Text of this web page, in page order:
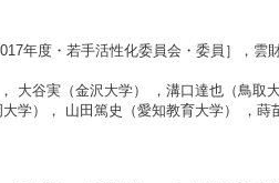
年度・若手活性化委員会・委員］，雲
大谷実（金沢大学） ，溝口達也（鳥取
学）， 山田篤史（愛知教育大学） ，蒔